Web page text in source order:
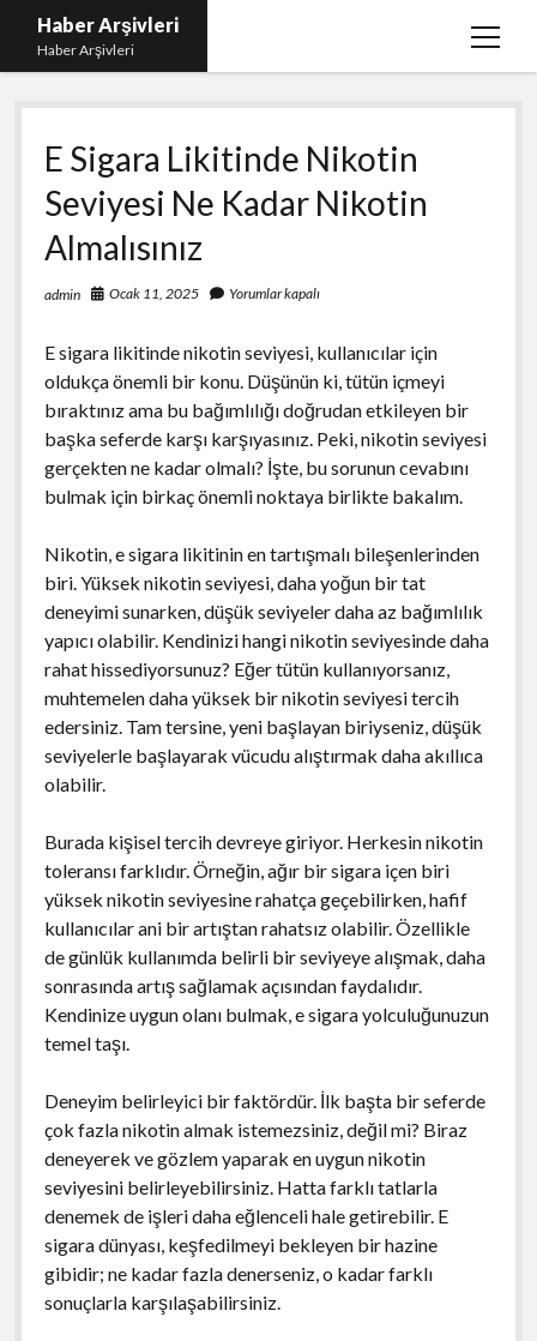
Haber Arşivleri
Haber Arşivleri
menüyü
Liste
Sayfa Listesi
Ücretsiz Tiktok Takipçi Çoğaltma
YouTube’da Nasıl Abone Kazanılır
E Sigara Likitinde Nikotin
Seviyesi Ne Kadar Nikotin
Almalısınız
admin Ocak 11, 2025 Yorumlar kapalı
E sigara likitinde nikotin seviyesi, kullanıcılar için
oldukça önemli bir konu. Düşünün ki, tütün içmeyi
bıraktınız ama bu bağımlılığı doğrudan etkileyen bir
başka seferde karşı karşıyasınız. Peki, nikotin seviyesi
gerçekten ne kadar olmalı? İşte, bu sorunun cevabını
bulmak için birkaç önemli noktaya birlikte bakalım.
Nikotin, e sigara likitinin en tartışmalı bileşenlerinden
biri. Yüksek nikotin seviyesi, daha yoğun bir tat
deneyimi sunarken, düşük seviyeler daha az bağımlılık
yapıcı olabilir. Kendinizi hangi nikotin seviyesinde daha
rahat hissediyorsunuz? Eğer tütün kullanıyorsanız,
muhtemelen daha yüksek bir nikotin seviyesi tercih
edersiniz. Tam tersine, yeni başlayan biriyseniz, düşük
seviyelerle başlayarak vücudu alıştırmak daha akıllıca
olabilir.
Burada kişisel tercih devreye giriyor. Herkesin nikotin
toleransı farklıdır. Örneğin, ağır bir sigara içen biri
yüksek nikotin seviyesine rahatça geçebilirken, hafif
kullanıcılar ani bir artıştan rahatsız olabilir. Özellikle
de günlük kullanımda belirli bir seviyeye alışmak, daha
sonrasında artış sağlamak açısından faydalıdır.
Kendinize uygun olanı bulmak, e sigara yolculuğunuzun
temel taşı.
Deneyim belirleyici bir faktördür. İlk başta bir seferde
çok fazla nikotin almak istemezsiniz, değil mi? Biraz
deneyerek ve gözlem yaparak en uygun nikotin
seviyesini belirleyebilirsiniz. Hatta farklı tatlarla
denemek de işleri daha eğlenceli hale getirebilir. E
sigara dünyası, keşfedilmeyi bekleyen bir hazine
gibidir; ne kadar fazla denerseniz, o kadar farklı
sonuçlarla karşılaşabilirsiniz.